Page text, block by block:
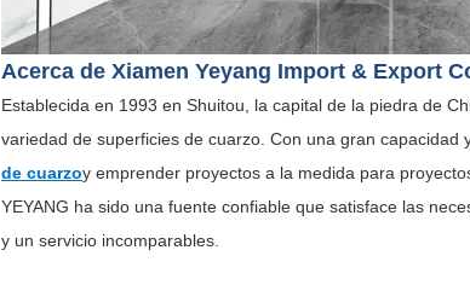
Acerca de Xiamen Yeyang Import & Export
Establecida en 1993 en Shuitou, la capital de la piedra de
variedad de superficies de cuarzo. Con una gran
de cuarzoy emprender proyectos a la medida para
YEYANG ha sido una fuente confiable que satisface las
y un servicio incomparables.